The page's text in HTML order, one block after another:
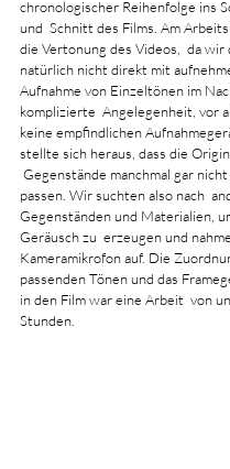
chronologischer Reihenfolge ins
und  Schnitt des Films. Am
die Vertonung des Videos,  da wir
natürlich nicht direkt mit
Aufnahme von Einzeltönen im
komplizierte  Angelegenheit, vor
keine empfindlichen
stellte sich heraus, dass die
Gegenstände manchmal gar nicht
passen. Wir suchten also nach
Gegenständen und Materialien,
Geräusch zu  erzeugen und
Kameramikrofon auf. Die
passenden Tönen und das
in den Film war eine Arbeit  von
Stunden.